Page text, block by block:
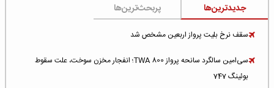
جدیدترین‌ها پربحث‌ترین‌ها
سقف نرخ بلیت پرواز اربعین مشخص شد
سی‌امین سالگرد سانحه پرواز TWA 800؛ انفجار مخزن سوخت، علت سقوط
بوئینگ 747